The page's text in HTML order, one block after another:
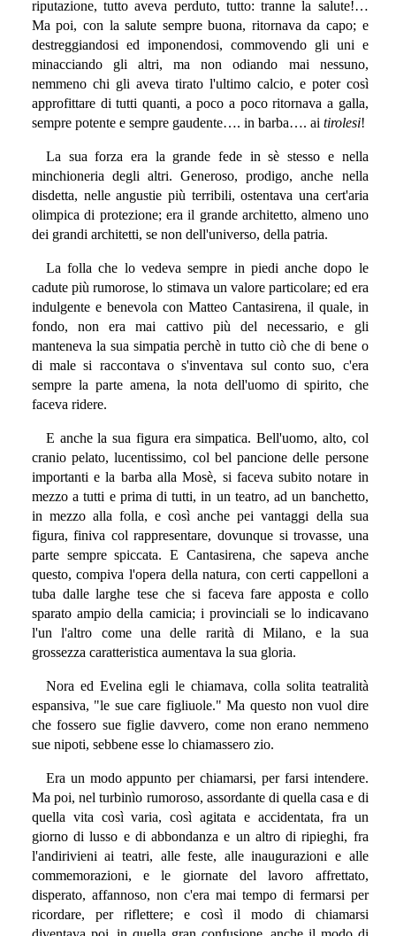
riputazione, tutto aveva perduto, tutto: tranne la salute!…
Ma poi, con la salute sempre buona, ritornava da capo; e
destreggiandosi ed imponendosi, commovendo gli uni e
minacciando gli altri, ma non odiando mai nessuno,
nemmeno chi gli aveva tirato l'ultimo calcio, e poter così
approfittare di tutti quanti, a poco a poco ritornava a galla,
sempre potente e sempre gaudente…. in barba…. ai tirolesi!
La sua forza era la grande fede in sè stesso e nella
minchioneria degli altri. Generoso, prodigo, anche nella
disdetta, nelle angustie più terribili, ostentava una cert'aria
olimpica di protezione; era il grande architetto, almeno uno
dei grandi architetti, se non dell'universo, della patria.
La folla che lo vedeva sempre in piedi anche dopo le
cadute più rumorose, lo stimava un valore particolare; ed era
indulgente e benevola con Matteo Cantasirena, il quale, in
fondo, non era mai cattivo più del necessario, e gli
manteneva la sua simpatia perchè in tutto ciò che di bene o
di male si raccontava o s'inventava sul conto suo, c'era
sempre la parte amena, la nota dell'uomo di spirito, che
faceva ridere.
E anche la sua figura era simpatica. Bell'uomo, alto, col
cranio pelato, lucentissimo, col bel pancione delle persone
importanti e la barba alla Mosè, si faceva subito notare in
mezzo a tutti e prima di tutti, in un teatro, ad un banchetto,
in mezzo alla folla, e così anche pei vantaggi della sua
figura, finiva col rappresentare, dovunque si trovasse, una
parte sempre spiccata. E Cantasirena, che sapeva anche
questo, compiva l'opera della natura, con certi cappelloni a
tuba dalle larghe tese che si faceva fare apposta e collo
sparato ampio della camicia; i provinciali se lo indicavano
l'un l'altro come una delle rarità di Milano, e la sua
grossezza caratteristica aumentava la sua gloria.
Nora ed Evelina egli le chiamava, colla solita teatralità
espansiva, "le sue care figliuole." Ma questo non vuol dire
che fossero sue figlie davvero, come non erano nemmeno
sue nipoti, sebbene esse lo chiamassero zio.
Era un modo appunto per chiamarsi, per farsi intendere.
Ma poi, nel turbinìo rumoroso, assordante di quella casa e di
quella vita così varia, così agitata e accidentata, fra un
giorno di lusso e di abbondanza e un altro di ripieghi, fra
l'andirivieni ai teatri, alle feste, alle inaugurazioni e alle
commemorazioni, e le giornate del lavoro affrettato,
disperato, affannoso, non c'era mai tempo di fermarsi per
ricordare, per riflettere; e così il modo di chiamarsi